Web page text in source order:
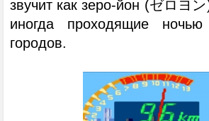
звучит как зеро-йон (ゼロヨ
иногда проходящие
городов.